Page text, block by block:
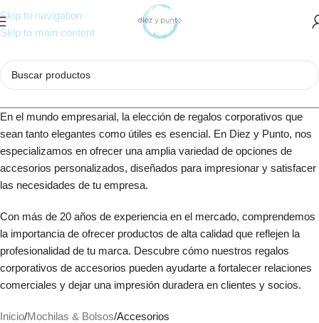
Skip to navigation
Skip to main content
En el mundo empresarial, la elección de regalos corporativos que
sean tanto elegantes como útiles es esencial. En Diez y Punto, nos
especializamos en ofrecer una amplia variedad de opciones de
accesorios personalizados, diseñados para impresionar y satisfacer
las necesidades de tu empresa.
Con más de 20 años de experiencia en el mercado, comprendemos
la importancia de ofrecer productos de alta calidad que reflejen la
profesionalidad de tu marca. Descubre cómo nuestros regalos
corporativos de accesorios pueden ayudarte a fortalecer relaciones
comerciales y dejar una impresión duradera en clientes y socios.
Inicio Mochilas & Bolsos Accesorios